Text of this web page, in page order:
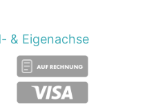
& Eigenachse